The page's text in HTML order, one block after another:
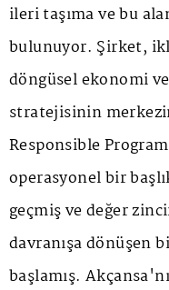
ileri taşıma ve bu
bulunuyor. Şirket,
döngüsel ekonomi
stratejisinin
Responsible
operasyonel bir
geçmiş ve değer
davranışa dönüşen
başlamış.